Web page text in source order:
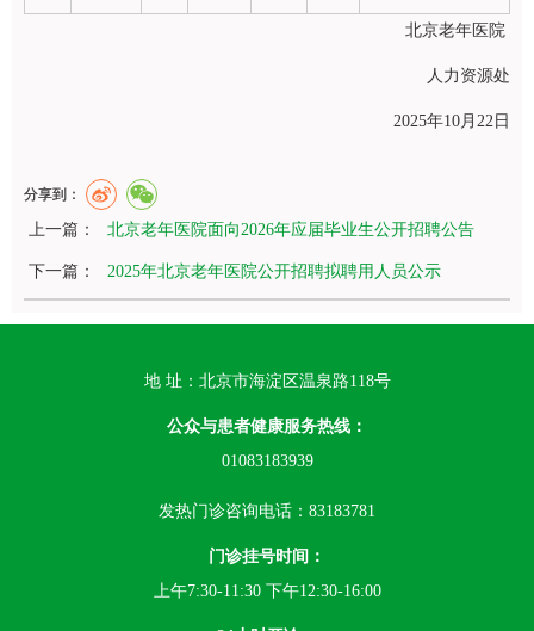
北京老年医院
人力资源处
2025年10月22日
分享到：
上一篇： 北京老年医院面向2026年应届毕业生公开招聘公告
下一篇： 2025年北京老年医院公开招聘拟聘用人员公示
地 址：北京市海淀区温泉路118号
公众与患者健康服务热线：
01083183939
发热门诊咨询电话：83183781
门诊挂号时间：
上午7:30-11:30 下午12:30-16:00